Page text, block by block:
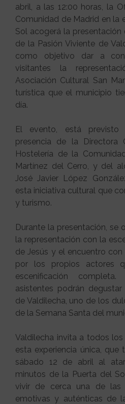
abril, a las 12:00 horas, la
Comunidad de Madrid en la
Sol acogerá la presentación
de la Pasión Viviente de
como objetivo dar a
visitantes la
Asociación Cultural San
turística que el municipio
día.
El evento, está
presencia de la Directora
Hostelería de la
Martínez del Cerro, y del
José Javier López
esta iniciativa cultural que
y turismo.
Durante la presentación, se
la representación con la
de Jesús y el encuentro con
por los propios actores
escenificación
asistentes podrán
de Valdilecha, uno de los
de la Semana Santa del
Valdilecha invita a todos
esta experiencia única, que
sábado 12 de abril al
minutos de la Puerta del
vivir de cerca una de las
emotivas y auténticas de